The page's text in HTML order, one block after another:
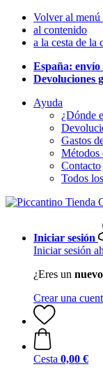
Volver al
al contenido
a la cesta de la
España:
Devoluciones
Ayuda
¿Dónde
Gastos
Métodos
Contacto
Todos
Iniciar sesión
Iniciar sesión
¿Eres un
Crear una
Cesta 0,00 €